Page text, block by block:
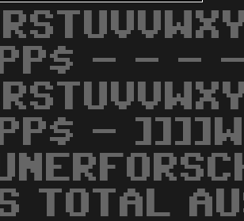
- - -
-
TOTAL